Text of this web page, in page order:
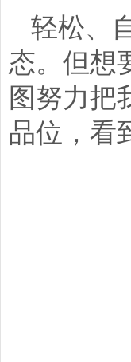
轻松、
态。但想
图努力把
品位，看